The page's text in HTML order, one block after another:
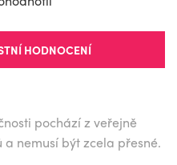
HODNOCENÍ
pochází z veřejně
nemusí být zcela přesné.